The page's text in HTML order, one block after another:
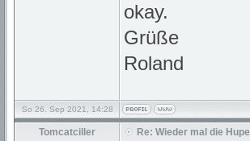
okay.
Grüße
Roland
So 26. Sep 2021, 14:28
Tomcatciller Re: Wieder mal die Hupe